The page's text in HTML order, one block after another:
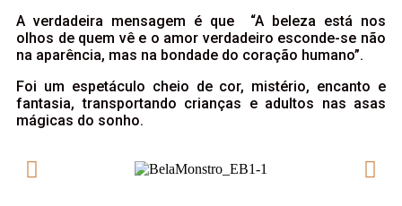
A verdadeira mensagem é que “A beleza está nos
olhos de quem vê e o amor verdadeiro esconde-se não
na aparência, mas na bondade do coração humano”.
Foi um espetáculo cheio de cor, mistério, encanto e
fantasia, transportando crianças e adultos nas asas
mágicas do sonho.